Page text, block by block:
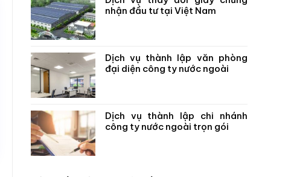
nhận đầu tư tại Việt Nam
Dịch vụ thành lập văn phòng
đại diện công ty nước ngoài
Dịch vụ thành lập chi nhánh
công ty nước ngoài trọn gói